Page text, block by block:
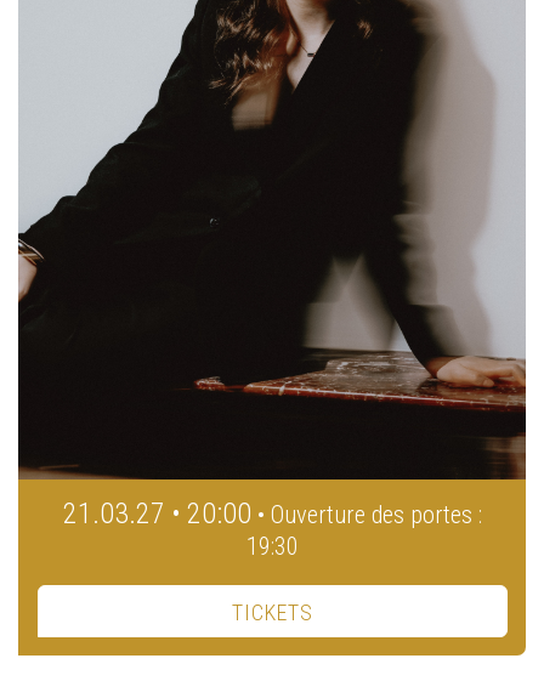
21.03.27 • 20:00 • Ouverture des portes :
19:30
TICKETS